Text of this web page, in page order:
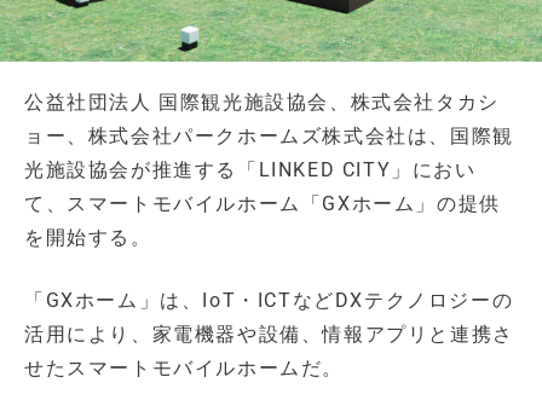
公益社団法人 国際観光施設協会、株式会社タカシ
ョー、株式会社パークホームズ株式会社は、国際観
光施設協会が推進する「LINKED CITY」におい
て、スマートモバイルホーム「GXホーム」の提供
を開始する。
「GXホーム」は、IoT・ICTなどDXテクノロジーの
活用により、家電機器や設備、情報アプリと連携さ
せたスマートモバイルホームだ。